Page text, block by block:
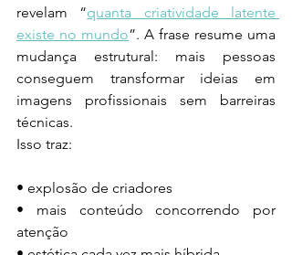
revelam “quanta criatividade latente
existe no mundo”. A frase resume uma
mudança estrutural: mais pessoas
conseguem transformar ideias em
imagens profissionais sem barreiras
técnicas.
Isso traz:
• explosão de criadores
• mais conteúdo concorrendo por
atenção